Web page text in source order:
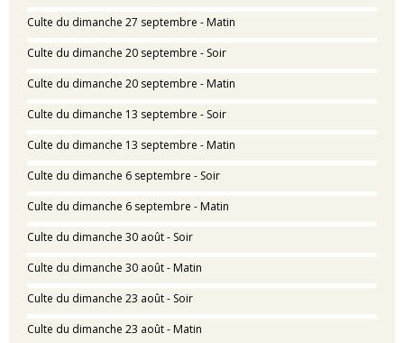
Culte du dimanche 27 septembre - Matin
Culte du dimanche 20 septembre - Soir
Culte du dimanche 20 septembre - Matin
Culte du dimanche 13 septembre - Soir
Culte du dimanche 13 septembre - Matin
Culte du dimanche 6 septembre - Soir
Culte du dimanche 6 septembre - Matin
Culte du dimanche 30 août - Soir
Culte du dimanche 30 août - Matin
Culte du dimanche 23 août - Soir
Culte du dimanche 23 août - Matin